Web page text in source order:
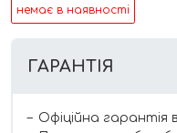
немає в наявності
ГАРАНТІЯ
Офіційна гарантія